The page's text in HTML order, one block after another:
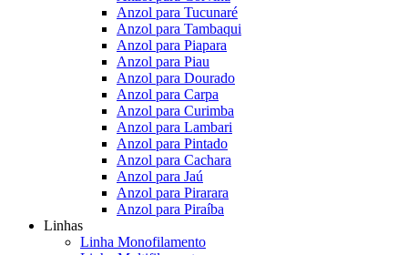
Anzol para Tucunaré
Anzol para Tambaqui
Anzol para Piapara
Anzol para Piau
Anzol para Dourado
Anzol para Carpa
Anzol para Curimba
Anzol para Lambari
Anzol para Pintado
Anzol para Cachara
Anzol para Jaú
Anzol para Pirarara
Anzol para Piraíba
Linhas
Linha Monofilamento